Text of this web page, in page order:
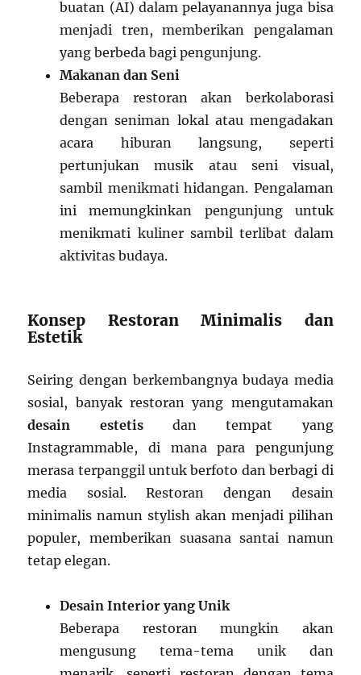
buatan (AI) dalam pelayanannya juga bisa
menjadi tren, memberikan pengalaman
yang berbeda bagi pengunjung.
Makanan dan Seni
Beberapa restoran akan berkolaborasi
dengan seniman lokal atau mengadakan
acara hiburan langsung, seperti
pertunjukan musik atau seni visual,
sambil menikmati hidangan. Pengalaman
ini memungkinkan pengunjung untuk
menikmati kuliner sambil terlibat dalam
aktivitas budaya.
Konsep Restoran Minimalis dan
Estetik
Seiring dengan berkembangnya budaya media
sosial, banyak restoran yang mengutamakan
desain estetisdan tempat yang
Instagrammable, di mana para pengunjung
merasa terpanggil untuk berfoto dan berbagi di
media sosial. Restoran dengan desain
minimalis namun stylish akan menjadi pilihan
populer, memberikan suasana santai namun
tetap elegan.
Desain Interior yang Unik
Beberapa restoran mungkin akan
mengusung tema-tema unik dan